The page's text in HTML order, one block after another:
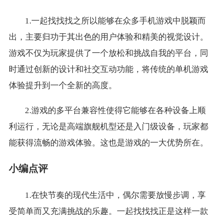
1.一起找找找之所以能够在众多手机游戏中脱颖而
出，主要归功于其出色的用户体验和精美的视觉设计。
游戏不仅为玩家提供了一个放松和挑战自我的平台，同
时通过创新的设计和社交互动功能，将传统的单机游戏
体验提升到一个全新的高度。
2.游戏的多平台兼容性使得它能够在各种设备上顺
利运行，无论是高端旗舰机型还是入门级设备，玩家都
能获得流畅的游戏体验。这也是游戏的一大优势所在。
小编点评
1.在快节奏的现代生活中，偶尔需要放慢步调，享
受简单而又充满挑战的乐趣。一起找找找正是这样一款